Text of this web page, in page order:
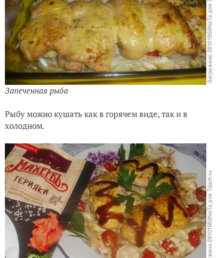
Запеченная рыба
Рыбу можно кушать как в горячем виде, так и в
холодном.